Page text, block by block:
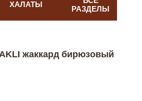
ХАЛАТЫ
РАЗДЕЛЫ
жаккард бирюзовый